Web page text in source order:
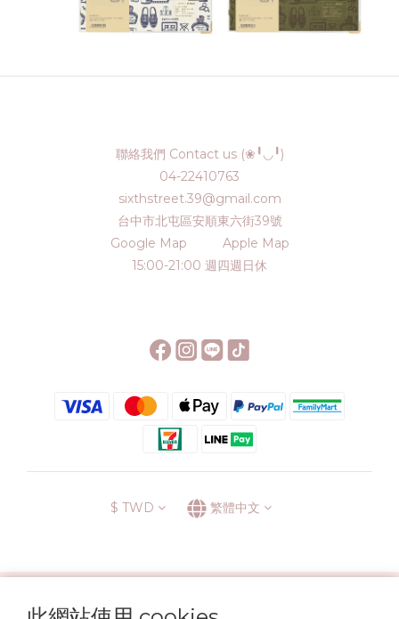
聯絡我們 Contact us (❀╹◡╹)
04-22410763
sixthstreet.39@gmail.com
台中市北屯區安順東六街39號
Google Map
Apple Map
15:00-21:00 週四週日休
$ TWD 繁體中文